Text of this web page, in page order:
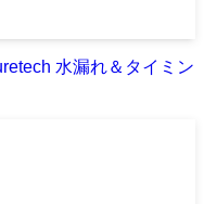
水漏れ＆タイミン